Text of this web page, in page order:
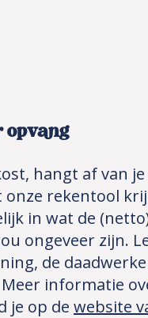
opvang
hangt af van je
rekentool
in wat de
ongeveer zijn.
de
informatie
je op de website